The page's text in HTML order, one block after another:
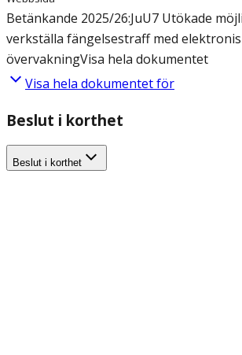
Betänkande 2025/26:JuU7 Utökade
verkställa fängelsestraff med
övervakningVisa hela dokumentet
Visa hela dokumentet för
Beslut i korthet
Beslut i korthet